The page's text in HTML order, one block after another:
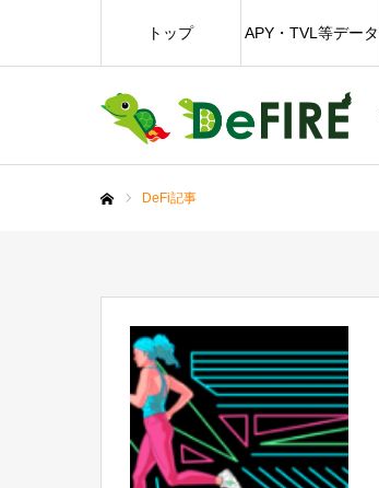
トップ APY・TVL等データ
DeFi記事